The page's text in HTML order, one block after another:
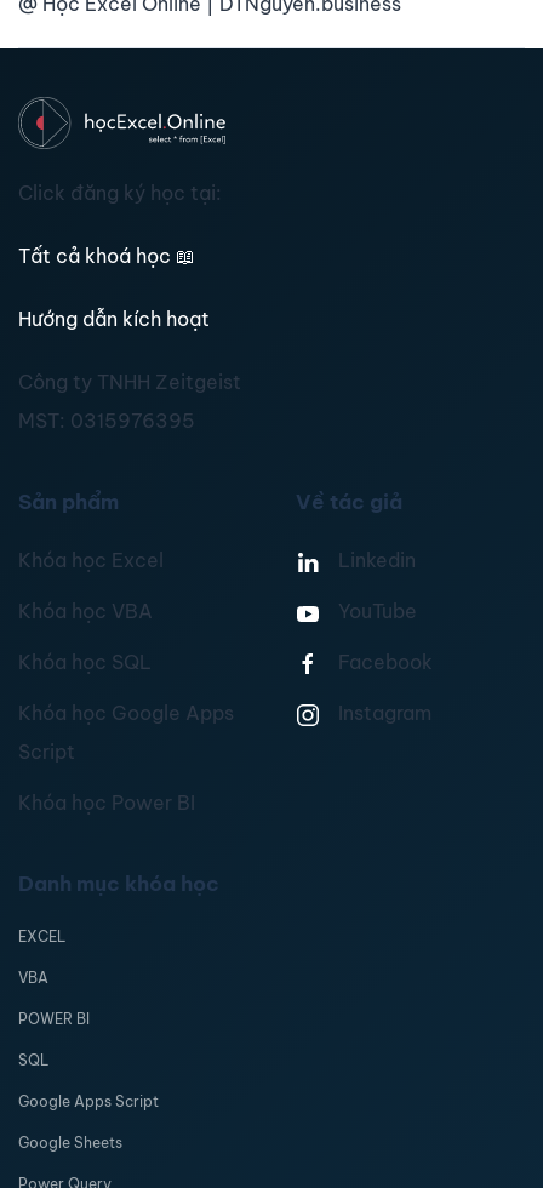
Click đăng ký học tại:
Tất cả khoá học 📖
Hướng dẫn kích hoạt
Công ty TNHH Zeitgeist
MST: 0315976395
Sản phẩm
Khóa học Excel
Khóa học VBA
Khóa học SQL
Khóa học Google Apps
Script
Khóa học Power BI
Về tác giả
Linkedin
YouTube
Facebook
Instagram
Danh mục khóa học
EXCEL
VBA
POWER BI
SQL
Google Apps Script
Google Sheets
Power Query